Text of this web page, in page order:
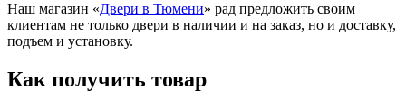
Наш магазин «Двери в Тюмени» рад предложить своим
клиентам не только двери в наличии и на заказ, но и доставку,
подъем и установку.
Как получить товар